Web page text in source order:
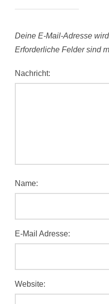
Deine E-Mail-Adresse
Erforderliche Felder sind
Nachricht:
Name:
E-Mail Adresse:
Website: